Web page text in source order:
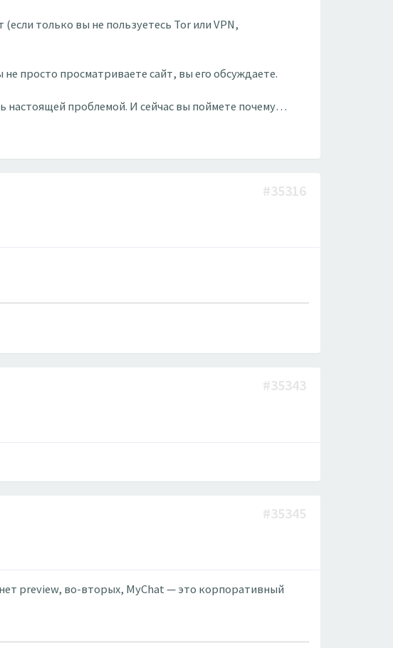
только вы не пользуетесь Tor или VPN,
просто просматриваете сайт, вы его обсуждаете.
настоящей проблемой. И сейчас вы поймете почему…
#35316
#35343
#35345
preview, во-вторых, MyChat — это корпоративный